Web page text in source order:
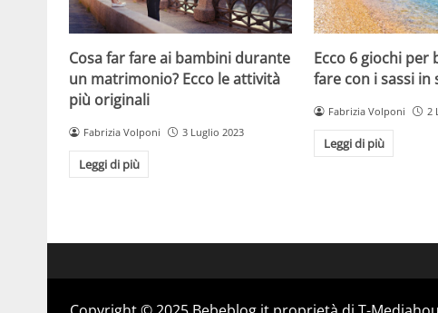
Cosa far fare ai bambini durante
un matrimonio? Ecco le attività
più originali
Fabrizia Volponi 3 Luglio 2023
Leggi di più
Ecco 6 giochi per
fare con i sassi in
Fabrizia Volponi 2
Leggi di più